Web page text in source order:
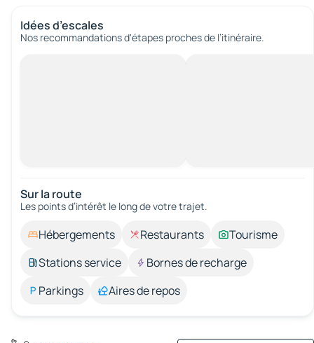
Idées d’escales
Nos recommandations d'étapes proches de l’itinéraire.
Sur la route
Les points d’intérêt le long de votre trajet.
Hébergements Restaurants
Tourisme
Stations service
Bornes de recharge
Parkings
Aires de repos